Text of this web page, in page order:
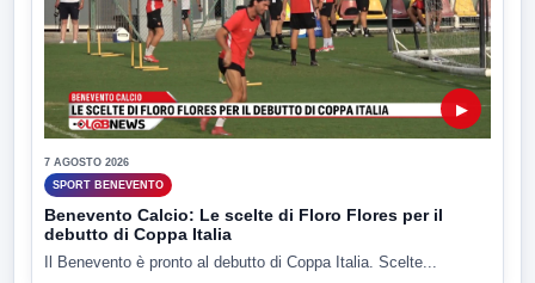
▶
7 AGOSTO 2026
SPORT BENEVENTO
Benevento Calcio: Le scelte di Floro Flores per il
debutto di Coppa Italia
Il Benevento è pronto al debutto di Coppa Italia. Scelte...